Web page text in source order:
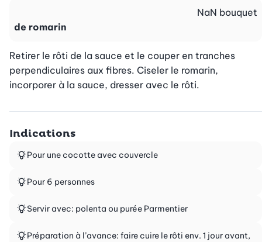
de romarin
NaN bouquet
Retirer le rôti de la sauce et le couper en tranches
perpendiculaires aux fibres. Ciseler le romarin,
incorporer à la sauce, dresser avec le rôti.
Indications
Pour une cocotte avec couvercle
Pour 6 personnes
Servir avec: polenta ou purée Parmentier
Préparation à l’avance: faire cuire le rôti env. 1 jour avant,